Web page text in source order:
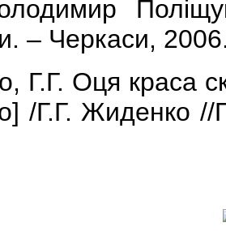
– Черкаси,
Г.Г. Оця краса
] /Г.Г. Жиденко